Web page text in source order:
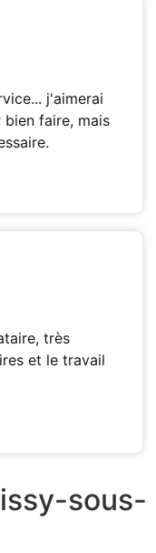
j'aimerai
faire, mais
très
et le travail
sous-